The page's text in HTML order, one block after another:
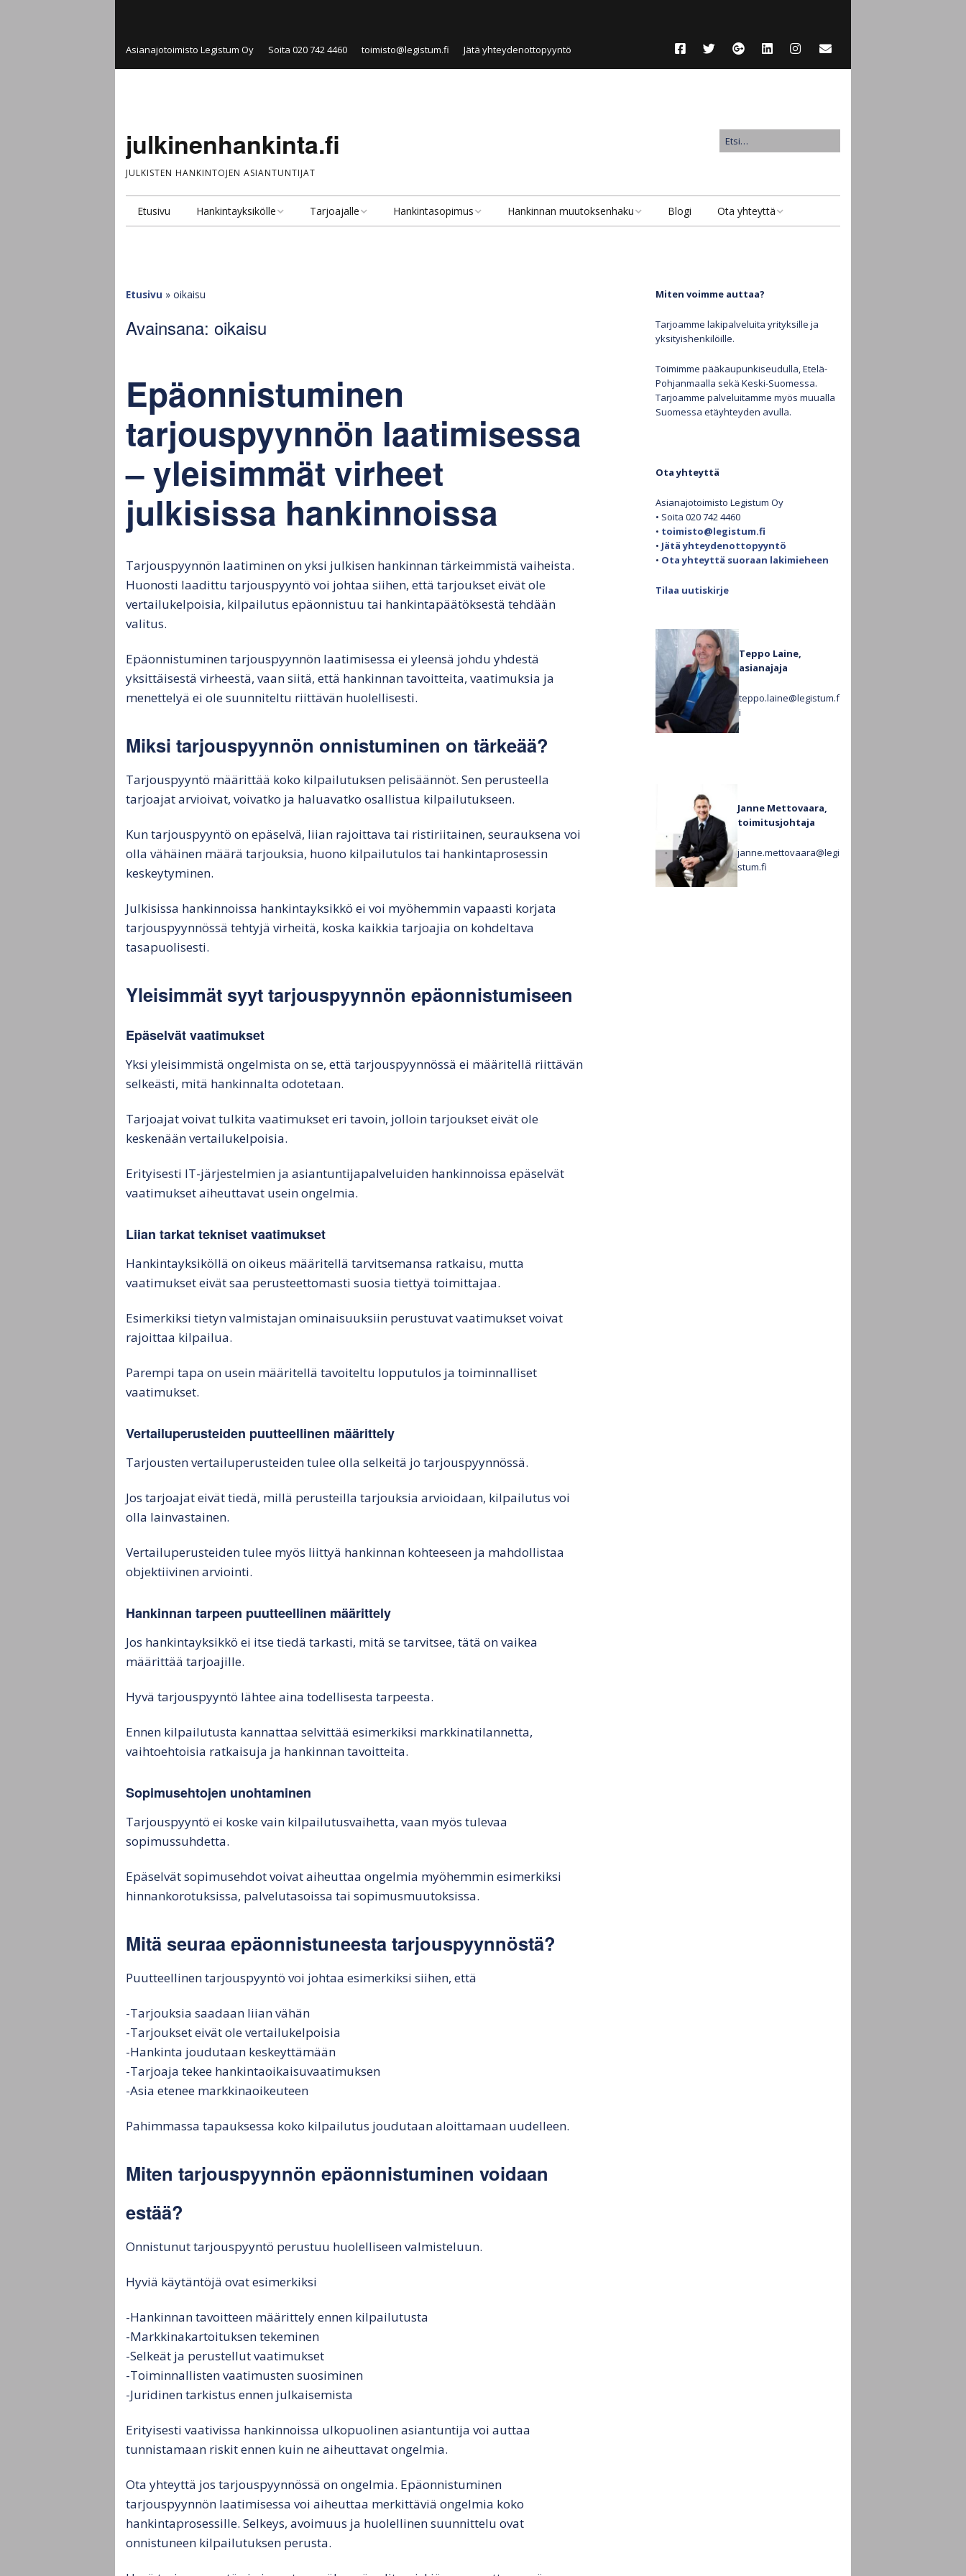
Asianajotoimisto Legistum Oy Soita 020 742 4460 toimisto@legistum.fi Jätä yhteydenottopyyntö
julkinenhankinta.fi
JULKISTEN HANKINTOJEN ASIANTUNTIJAT
Etusivu Hankintayksikölle
hankintamenettely
Julkiset tarjouspyynnöt
Hankintamenettelyn
vaikutus
tarjouspyyntöön
Julkisten tarjousten
arviointi ja päätös
valinta
Tarjoajalle
Hankintapäätös
Hyvän tarjouksen
tunnusmerkit ja
laatiminen
Hankintasopimus
odotusaika
Hyvä julkisen
hankinnan sopimus
Markkinaoikeusvalituks
en vaikutukset
Julkisen hankinnan
Hankinnan muutoksenhaku Blogi Ota yhteyttä
Evästekäytäntö (EU)
Etusivu » oikaisu
Avainsana: oikaisu
Epäonnistuminen
tarjouspyynnön laatimisessa
– yleisimmät virheet
julkisissa hankinnoissa
Tarjouspyynnön laatiminen on yksi julkisen hankinnan tärkeimmistä vaiheista.
Huonosti laadittu tarjouspyyntö voi johtaa siihen, että tarjoukset eivät ole
vertailukelpoisia, kilpailutus epäonnistuu tai hankintapäätöksestä tehdään
valitus.
Epäonnistuminen tarjouspyynnön laatimisessa ei yleensä johdu yhdestä
yksittäisestä virheestä, vaan siitä, että hankinnan tavoitteita, vaatimuksia ja
menettelyä ei ole suunniteltu riittävän huolellisesti.
Miksi tarjouspyynnön onnistuminen on tärkeää?
Tarjouspyyntö määrittää koko kilpailutuksen pelisäännöt. Sen perusteella
tarjoajat arvioivat, voivatko ja haluavatko osallistua kilpailutukseen.
Kun tarjouspyyntö on epäselvä, liian rajoittava tai ristiriitainen, seurauksena voi
olla vähäinen määrä tarjouksia, huono kilpailutulos tai hankintaprosessin
keskeytyminen.
Julkisissa hankinnoissa hankintayksikkö ei voi myöhemmin vapaasti korjata
tarjouspyynnössä tehtyjä virheitä, koska kaikkia tarjoajia on kohdeltava
tasapuolisesti.
Yleisimmät syyt tarjouspyynnön epäonnistumiseen
Epäselvät vaatimukset
Yksi yleisimmistä ongelmista on se, että tarjouspyynnössä ei määritellä riittävän
selkeästi, mitä hankinnalta odotetaan.
Tarjoajat voivat tulkita vaatimukset eri tavoin, jolloin tarjoukset eivät ole
keskenään vertailukelpoisia.
Erityisesti IT-järjestelmien ja asiantuntijapalveluiden hankinnoissa epäselvät
vaatimukset aiheuttavat usein ongelmia.
Liian tarkat tekniset vaatimukset
Hankintayksiköllä on oikeus määritellä tarvitsemansa ratkaisu, mutta
vaatimukset eivät saa perusteettomasti suosia tiettyä toimittajaa.
Esimerkiksi tietyn valmistajan ominaisuuksiin perustuvat vaatimukset voivat
rajoittaa kilpailua.
Parempi tapa on usein määritellä tavoiteltu lopputulos ja toiminnalliset
vaatimukset.
Vertailuperusteiden puutteellinen määrittely
Tarjousten vertailuperusteiden tulee olla selkeitä jo tarjouspyynnössä.
Jos tarjoajat eivät tiedä, millä perusteilla tarjouksia arvioidaan, kilpailutus voi
olla lainvastainen.
Vertailuperusteiden tulee myös liittyä hankinnan kohteeseen ja mahdollistaa
objektiivinen arviointi.
Hankinnan tarpeen puutteellinen määrittely
Jos hankintayksikkö ei itse tiedä tarkasti, mitä se tarvitsee, tätä on vaikea
määrittää tarjoajille.
Hyvä tarjouspyyntö lähtee aina todellisesta tarpeesta.
Ennen kilpailutusta kannattaa selvittää esimerkiksi markkinatilannetta,
vaihtoehtoisia ratkaisuja ja hankinnan tavoitteita.
Sopimusehtojen unohtaminen
Tarjouspyyntö ei koske vain kilpailutusvaihetta, vaan myös tulevaa
sopimussuhdetta.
Epäselvät sopimusehdot voivat aiheuttaa ongelmia myöhemmin esimerkiksi
hinnankorotuksissa, palvelutasoissa tai sopimusmuutoksissa.
Mitä seuraa epäonnistuneesta tarjouspyynnöstä?
Puutteellinen tarjouspyyntö voi johtaa esimerkiksi siihen, että
-Tarjouksia saadaan liian vähän
-Tarjoukset eivät ole vertailukelpoisia
-Hankinta joudutaan keskeyttämään
-Tarjoaja tekee hankintaoikaisuvaatimuksen
-Asia etenee markkinaoikeuteen
Pahimmassa tapauksessa koko kilpailutus joudutaan aloittamaan uudelleen.
Miten tarjouspyynnön epäonnistuminen voidaan
estää?
Onnistunut tarjouspyyntö perustuu huolelliseen valmisteluun.
Hyviä käytäntöjä ovat esimerkiksi
-Hankinnan tavoitteen määrittely ennen kilpailutusta
-Markkinakartoituksen tekeminen
-Selkeät ja perustellut vaatimukset
-Toiminnallisten vaatimusten suosiminen
-Juridinen tarkistus ennen julkaisemista
Erityisesti vaativissa hankinnoissa ulkopuolinen asiantuntija voi auttaa
tunnistamaan riskit ennen kuin ne aiheuttavat ongelmia.
Ota yhteyttä jos tarjouspyynnössä on ongelmia. Epäonnistuminen
tarjouspyynnön laatimisessa voi aiheuttaa merkittäviä ongelmia koko
hankintaprosessille. Selkeys, avoimuus ja huolellinen suunnittelu ovat
onnistuneen kilpailutuksen perusta.
Miten voimme auttaa?
Tarjoamme lakipalveluita yrityksille ja
yksityishenkilöille.
Toimimme pääkaupunkiseudulla, Etelä-
Pohjanmaalla sekä Keski-Suomessa.
Tarjoamme palveluitamme myös muualla
Suomessa etäyhteyden avulla.
Ota yhteyttä
Asianajotoimisto Legistum Oy
• Soita 020 742 4460
• toimisto@legistum.fi
• Jätä yhteydenottopyyntö
• Ota yhteyttä suoraan lakimieheen
Tilaa uutiskirje
Teppo Laine,
asianajaja
teppo.laine@legistum.f
i
Janne Mettovaara,
toimitusjohtaja
janne.mettovaara@legi
stum.fi